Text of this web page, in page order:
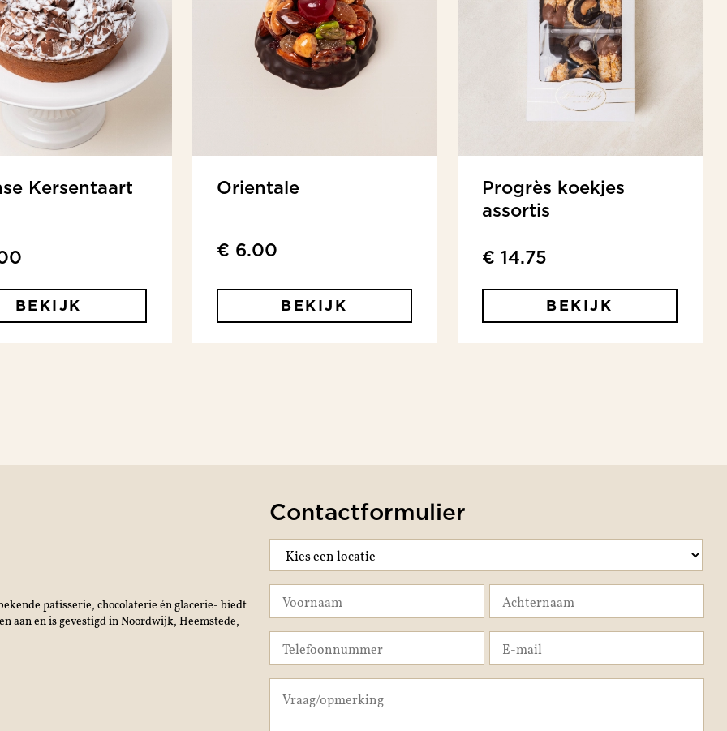
Kersentaart
BEKIJK
Orientale
€ 6.00
BEKIJK
Progrès koekjes
assortis
€ 14.75
BEKIJK
patisserie, chocolaterie én glacerie- biedt
aan en is gevestigd in Noordwijk, Heemstede,
Contactformulier